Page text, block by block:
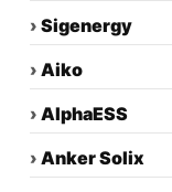
› Sigenergy
› Aiko
› AlphaESS
› Anker Solix